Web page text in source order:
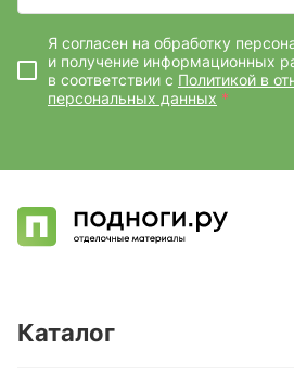
Я согласен на обработку
и получение информационных
в соответствии с Политикой в
персональных данных *
Каталог